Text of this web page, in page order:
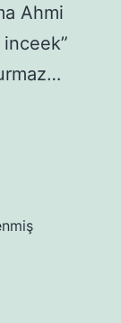
Ahmi
inceek”